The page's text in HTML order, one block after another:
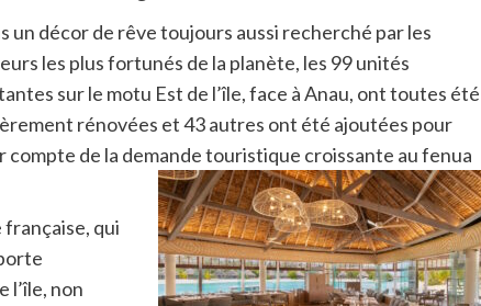
un décor de rêve toujours aussi recherché par les
les plus fortunés de la planète, les 99 unités
sur le motu Est de l’île, face à Anau, ont toutes été
rénovées et 43 autres ont été ajoutées pour
compte de la demande touristique croissante au fenua
qui
l’île, non